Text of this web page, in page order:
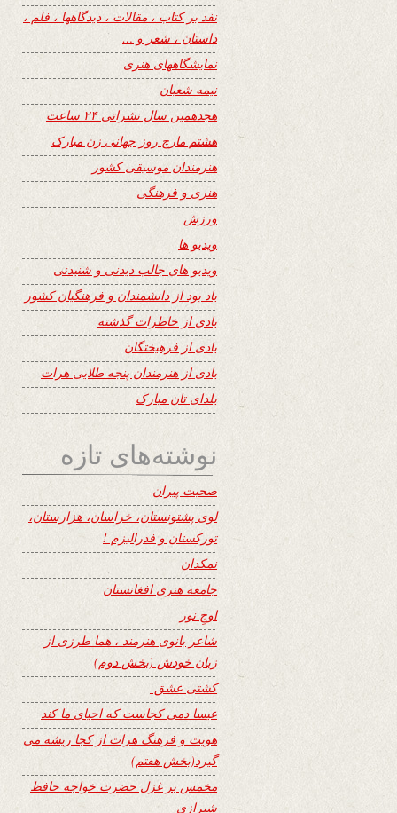
نفد بر کتاب ، مقالات ، دیدگاهها ، فلم ،
داستان ، شعر و …
نمایشگاههای هنری
نیمه شعبان
هجدهمین سال نشراتی ۲۴ ساعت
هشتم مارچ روز جهانی زن مبارک
هنرمندان موسیقی کشور
هنری و فرهنگی
ورزش
ویدیو ها
ویدیو های جالب دیدنی و شنیدنی
یاد بود از دانشمندان و فرهنگیان کشور
یادی از خاطرات گذشته
یادی از فرهیختگان
یادی از هنرمندان پنجه طلایی هرات
یلدای تان مبارک
نوشته‌های تازه
صحبت پیران
لوی پشتونستان، خراسان، هزارستان،
تورکستان و فدرالیزم !
نمکدان
جامعه هنری افغانستان
اوجِ نور
شاعر بانوی هنرمند ، هما طرزی از
زبان خودش (بخش دوم)
کشتی عشق
عیسا دمی کجاست که احیای ما کند
هویت و فرهنگ هرات از کجا ریشه می
گیرد(بخش هفتم)
مخمس بر غزل حضرت خواجه حافظ
شیرازی